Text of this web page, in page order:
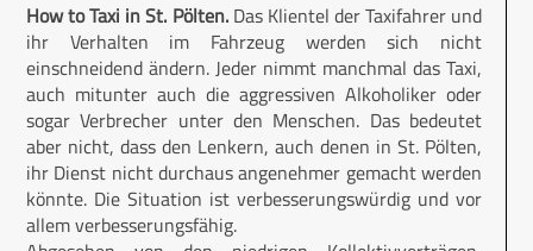
How to Taxi in St. Pölten.Das Klientel der Taxifahrer und
ihr Verhalten im Fahrzeug werden sich nicht
einschneidend ändern. Jeder nimmt manchmal das Taxi,
auch mitunter auch die aggressiven Alkoholiker oder
sogar Verbrecher unter den Menschen. Das bedeutet
aber nicht, dass den Lenkern, auch denen in St. Pölten,
ihr Dienst nicht durchaus angenehmer gemacht werden
könnte. Die Situation ist verbesserungswürdig und vor
allem verbesserungsfähig.